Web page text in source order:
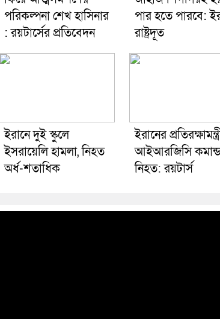
পরিকল্পনা শেখ হাসিনার
: রয়টার্সের প্রতিবেদন
পার হতে পারবে:
রাষ্ট্রদূত
ইরানে দুই স্কুলে
ইসরায়েলি হামলা, নিহত
অর্ধ-শতাধিক
ইরানের
আইআরজিসি
নিহত: রয়টার্স